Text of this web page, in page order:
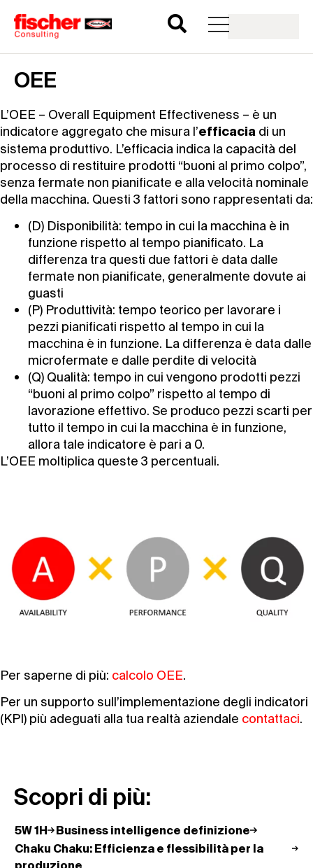
OEE
L’OEE – Overall Equipment Effectiveness – è un
indicatore aggregato che misura l’efficacia di un
sistema produttivo. L’efficacia indica la capacità del
processo di restituire prodotti “buoni al primo colpo”,
senza fermate non pianificate e alla velocità nominale
della macchina. Questi 3 fattori sono rappresentati da:
(D) Disponibilità: tempo in cui la macchina è in
funzione rispetto al tempo pianificato. La
differenza tra questi due fattori è data dalle
fermate non pianificate, generalmente dovute ai
guasti
(P) Produttività: tempo teorico per lavorare i
pezzi pianificati rispetto al tempo in cui la
macchina è in funzione. La differenza è data dalle
microfermate e dalle perdite di velocità
(Q) Qualità: tempo in cui vengono prodotti pezzi
“buoni al primo colpo” rispetto al tempo di
lavorazione effettivo. Se produco pezzi scarti per
tutto il tempo in cui la macchina è in funzione,
allora tale indicatore è pari a 0.
L’OEE moltiplica queste 3 percentuali.
Per saperne di più: calcolo OEE.
Per un supporto sull’implementazione degli indicatori
(KPI) più adeguati alla tua realtà aziendale contattaci.
Scopri di più:
5W 1H
Business intelligence definizione
Chaku Chaku: Efficienza e flessibilità per la